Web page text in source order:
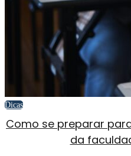
Dicas
Como se preparar
da